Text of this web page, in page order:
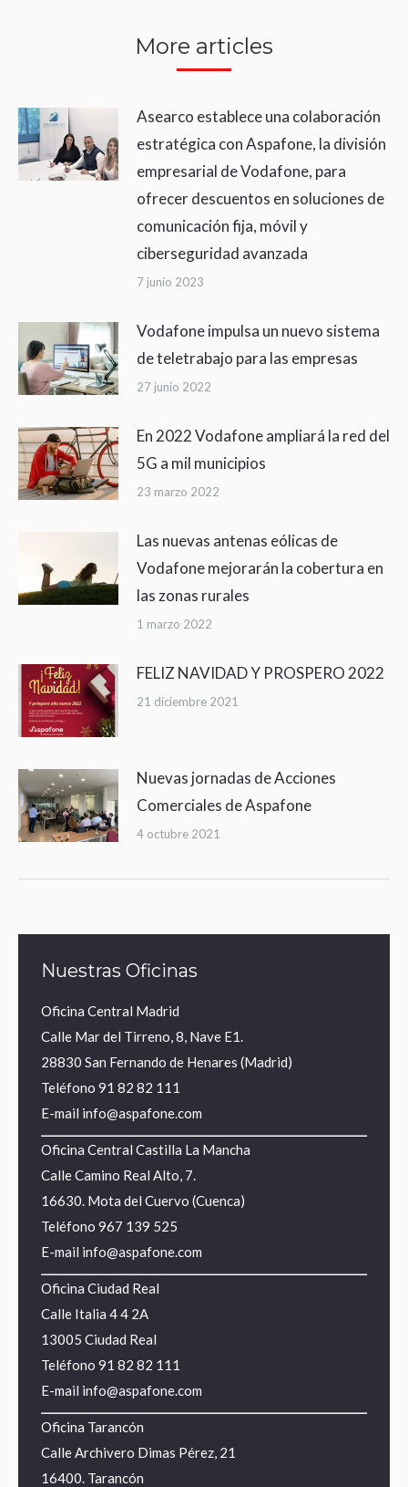
More articles
Asearco establece una colaboración
estratégica con Aspafone, la división
empresarial de Vodafone, para
ofrecer descuentos en soluciones de
comunicación fija, móvil y
ciberseguridad avanzada
7 junio 2023
Vodafone impulsa un nuevo sistema
de teletrabajo para las empresas
27 junio 2022
En 2022 Vodafone ampliará la red del
5G a mil municipios
23 marzo 2022
Las nuevas antenas eólicas de
Vodafone mejorarán la cobertura en
las zonas rurales
1 marzo 2022
FELIZ NAVIDAD Y PROSPERO 2022
21 diciembre 2021
Nuevas jornadas de Acciones
Comerciales de Aspafone
4 octubre 2021
Nuestras Oficinas
Oficina Central Madrid
Calle Mar del Tirreno, 8, Nave E1.
28830 San Fernando de Henares (Madrid)
Teléfono 91 82 82 111
E-mail info@aspafone.com
Oficina Central Castilla La Mancha
Calle Camino Real Alto, 7.
16630. Mota del Cuervo (Cuenca)
Teléfono 967 139 525
E-mail info@aspafone.com
Oficina Ciudad Real
Calle Italia 4 4 2A
13005 Ciudad Real
Teléfono 91 82 82 111
E-mail info@aspafone.com
Oficina Tarancón
Calle Archivero Dimas Pérez, 21
16400. Tarancón